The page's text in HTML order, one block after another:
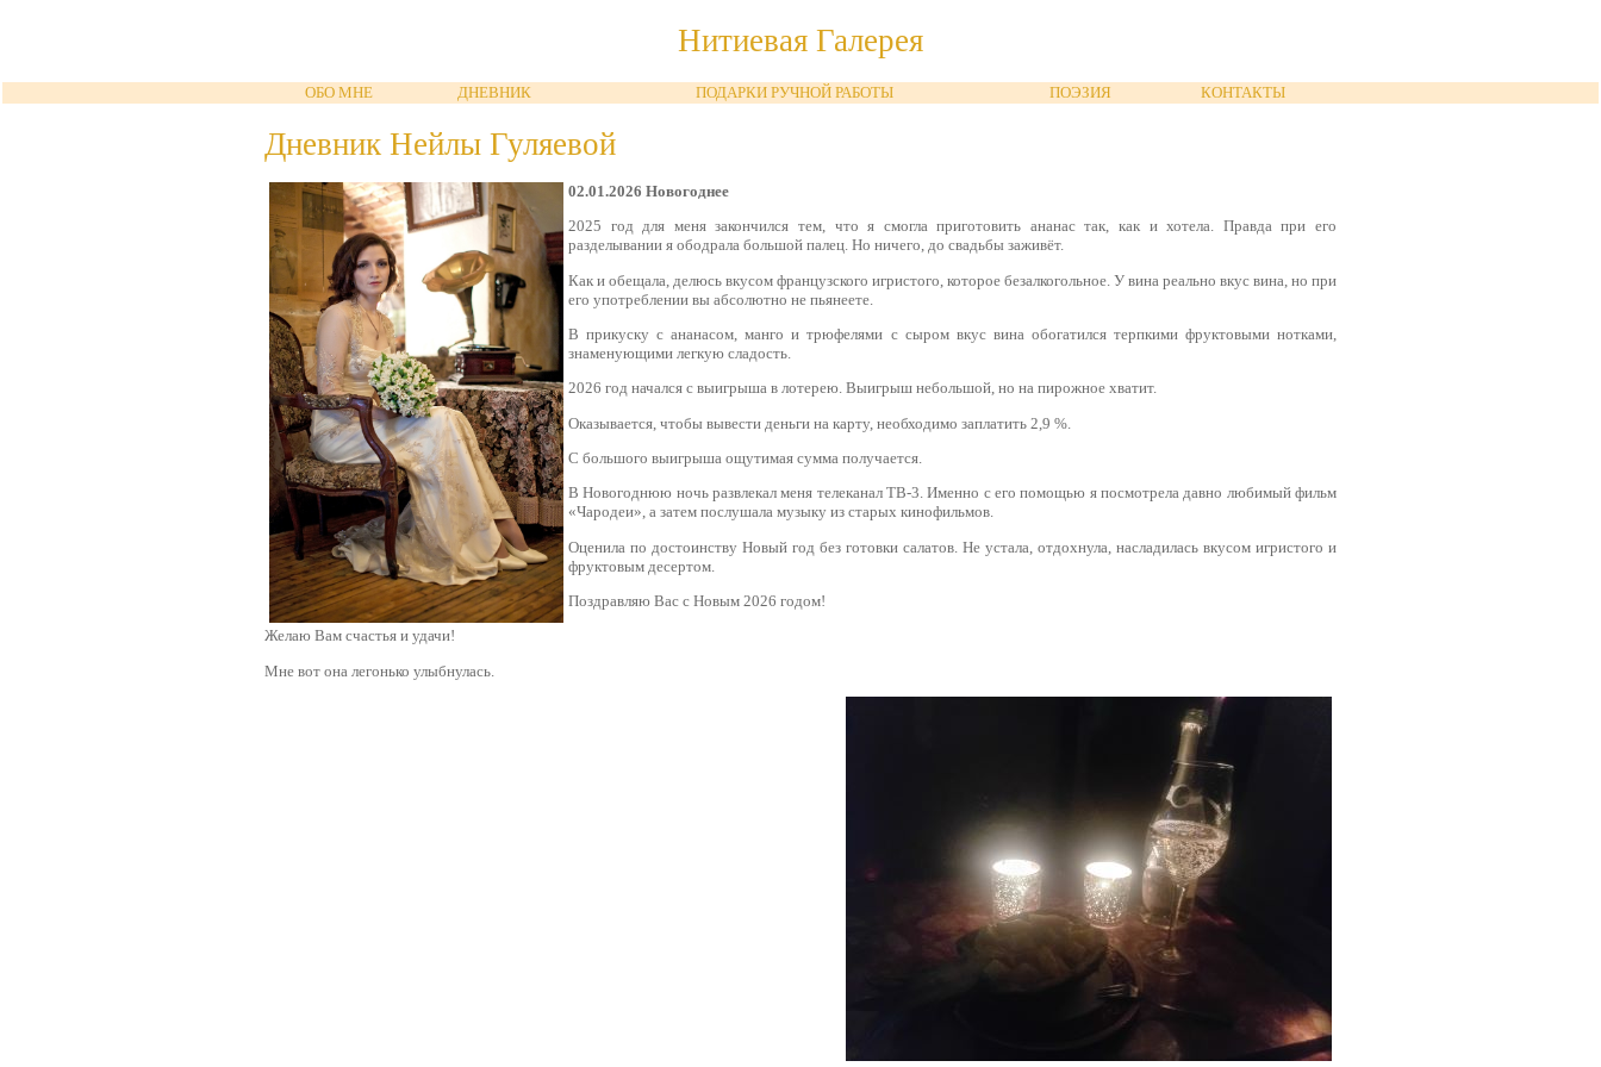
Нитиевая Галерея
ОБО МНЕ ДНЕВНИК ПОДАРКИ РУЧНОЙ РАБОТЫ ПОЭЗИЯ КОНТАКТЫ
Дневник Нейлы Гуляевой
02.01.2026 Новогоднее
2025 год для меня закончился тем, что я смогла приготовить ананас так, как и хотела. Правда при его
разделывании я ободрала большой палец. Но ничего, до свадьбы заживёт.
Как и обещала, делюсь вкусом французского игристого, которое безалкогольное. У вина реально вкус вина, но при
его употреблении вы абсолютно не пьянеете.
В прикуску с ананасом, манго и трюфелями с сыром вкус вина обогатился терпкими фруктовыми нотками,
знаменующими легкую сладость.
2026 год начался с выигрыша в лотерею. Выигрыш небольшой, но на пирожное хватит.
Оказывается, чтобы вывести деньги на карту, необходимо заплатить 2,9 %.
С большого выигрыша ощутимая сумма получается.
В Новогоднюю ночь развлекал меня телеканал ТВ-3. Именно с его помощью я посмотрела давно любимый фильм
«Чародеи», а затем послушала музыку из старых кинофильмов.
Оценила по достоинству Новый год без готовки салатов. Не устала, отдохнула, насладилась вкусом игристого и
фруктовым десертом.
Поздравляю Вас с Новым 2026 годом!
Желаю Вам счастья и удачи!
Мне вот она легонько улыбнулась.